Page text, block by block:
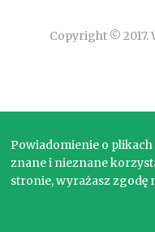
Copyright © 2017.
Powiadomienie o
znane i nieznane
stronie, wyrażasz zgodę